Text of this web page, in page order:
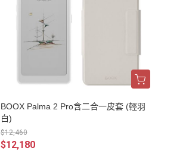
BOOX Palma 2 Pro含二合一皮套 (輕羽
白)
$12,460
$12,180